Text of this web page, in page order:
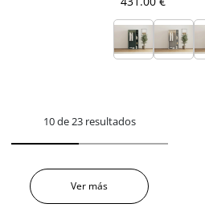
10 de 23 resultados
Ver más